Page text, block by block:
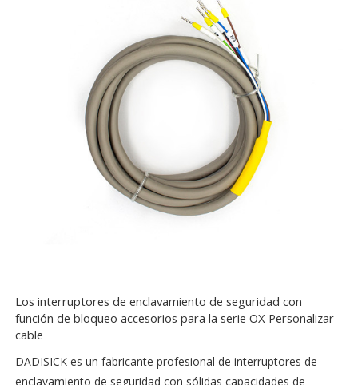
Los interruptores de enclavamiento de seguridad con
función de bloqueo accesorios para la serie OX Personalizar
cable
DADISICK es un fabricante profesional de interruptores de
enclavamiento de seguridad con sólidas capacidades de